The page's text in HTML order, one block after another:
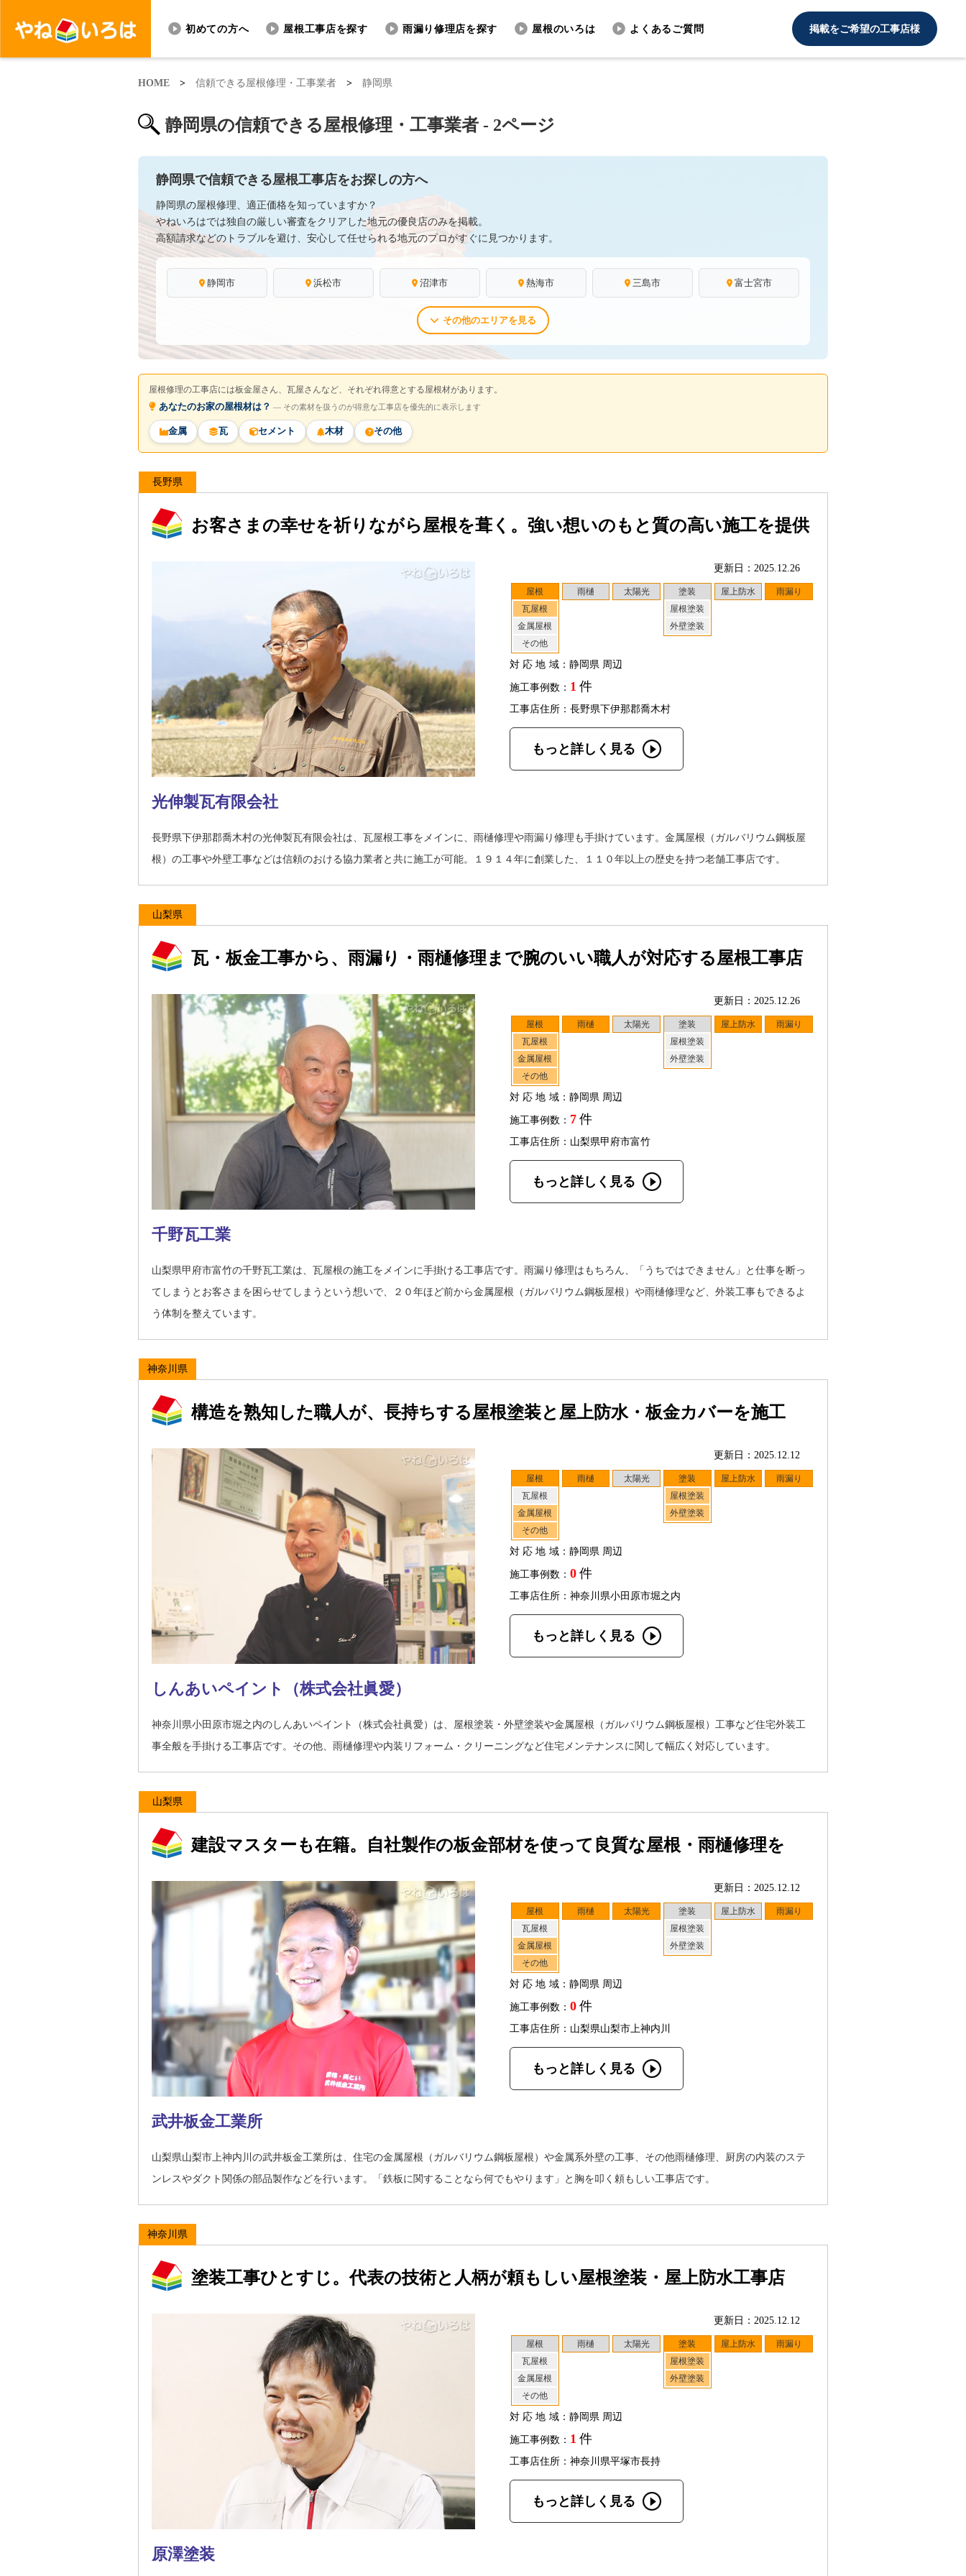
初めての方へ 屋根工事店を探す 雨漏り修理店を探す 屋根のいろは よくあるご質問 掲載をご希望の工事店様
HOME > 信頼できる屋根修理・工事業者 > 静岡県
静岡県の信頼できる屋根修理・工事業者 - 2ページ
静岡県で信頼できる屋根工事店をお探しの方へ
静岡県の屋根修理、適正価格を知っていますか？
やねいろはでは独自の厳しい審査をクリアした地元の優良店のみを掲載。
高額請求などのトラブルを避け、安心して任せられる地元のプロがすぐに見つかります。
静岡市 浜松市 沼津市 熱海市 三島市 富士宮市
その他のエリアを見る
屋根修理の工事店には板金屋さん、瓦屋さんなど、それぞれ得意とする屋根材があります。
あなたのお家の屋根材は？ ― その素材を扱うのが得意な工事店を優先的に表示します
金属 瓦 セメント 木材 その他
長野県
お客さまの幸せを祈りながら屋根を葺く。強い想いのもと質の高い施工を提供
更新日：2025.12.26
屋根
瓦屋根
金属屋根
その他
雨樋 太陽光
塗装
屋根塗装
外壁塗装
屋上防水 雨漏り
対応地域：静岡県 周辺
施工事例数： 1 件
工事店住所：長野県下伊那郡喬木村
もっと詳しく見る
光伸製瓦有限会社
長野県下伊那郡喬木村の光伸製瓦有限会社は、瓦屋根工事をメインに、雨樋修理や雨漏り修理も手掛けています。金属屋根（ガルバリウム鋼板屋
根）の工事や外壁工事などは信頼のおける協力業者と共に施工が可能。１９１４年に創業した、１１０年以上の歴史を持つ老舗工事店です。
山梨県
瓦・板金工事から、雨漏り・雨樋修理まで腕のいい職人が対応する屋根工事店
更新日：2025.12.26
屋根
瓦屋根
金属屋根
その他
雨樋 太陽光
塗装
屋根塗装
外壁塗装
屋上防水 雨漏り
対応地域：静岡県 周辺
施工事例数： 7 件
工事店住所：山梨県甲府市富竹
もっと詳しく見る
千野瓦工業
山梨県甲府市富竹の千野瓦工業は、瓦屋根の施工をメインに手掛ける工事店です。雨漏り修理はもちろん、「うちではできません」と仕事を断っ
てしまうとお客さまを困らせてしまうという想いで、２０年ほど前から金属屋根（ガルバリウム鋼板屋根）や雨樋修理など、外装工事もできるよ
う体制を整えています。
神奈川県
構造を熟知した職人が、長持ちする屋根塗装と屋上防水・板金カバーを施工
更新日：2025.12.12
屋根
瓦屋根
金属屋根
その他
雨樋 太陽光
塗装
屋根塗装
外壁塗装
屋上防水 雨漏り
対応地域：静岡県 周辺
施工事例数： 0 件
工事店住所：神奈川県小田原市堀之内
もっと詳しく見る
しんあいペイント（株式会社眞愛）
神奈川県小田原市堀之内のしんあいペイント（株式会社眞愛）は、屋根塗装・外壁塗装や金属屋根（ガルバリウム鋼板屋根）工事など住宅外装工
事全般を手掛ける工事店です。その他、雨樋修理や内装リフォーム・クリーニングなど住宅メンテナンスに関して幅広く対応しています。
山梨県
建設マスターも在籍。自社製作の板金部材を使って良質な屋根・雨樋修理を
更新日：2025.12.12
屋根
瓦屋根
金属屋根
その他
雨樋 太陽光
塗装
屋根塗装
外壁塗装
屋上防水 雨漏り
対応地域：静岡県 周辺
施工事例数： 0 件
工事店住所：山梨県山梨市上神内川
もっと詳しく見る
武井板金工業所
山梨県山梨市上神内川の武井板金工業所は、住宅の金属屋根（ガルバリウム鋼板屋根）や金属系外壁の工事、その他雨樋修理、厨房の内装のステ
ンレスやダクト関係の部品製作などを行います。「鉄板に関することなら何でもやります」と胸を叩く頼もしい工事店です。
神奈川県
塗装工事ひとすじ。代表の技術と人柄が頼もしい屋根塗装・屋上防水工事店
更新日：2025.12.12
屋根
瓦屋根
金属屋根
その他
雨樋 太陽光
塗装
屋根塗装
外壁塗装
屋上防水 雨漏り
対応地域：静岡県 周辺
施工事例数： 1 件
工事店住所：神奈川県平塚市長持
もっと詳しく見る
原澤塗装